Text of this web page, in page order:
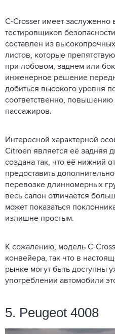
C-Crosser имеет заслуженно
тестировщиков
составлен из
листов, которые
при лобовом, заднем или
инженерное решение
добиться высокого уровня
соответственно, повышению
пассажиров.
Интересной характерной
Citroen является её задняя
создана так, что её нижний
предоставить
перевозке длинномерных
весь салон отличается
может показаться
излишне простым.
К сожалению, модель C-
конвейера, так что в
рынке могут быть доступны
употреблении автомобили
5. Peugeot 4008